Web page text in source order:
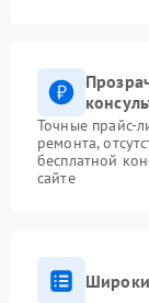
Точные прайс-
ремонта,
бесплатной
сайте